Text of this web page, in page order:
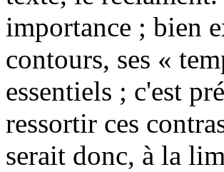
importance ; bien
contours, ses «
essentiels ; c'est
ressortir ces
serait donc, à la